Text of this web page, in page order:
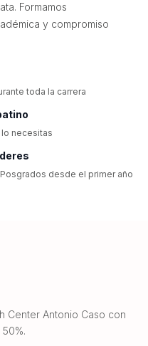
Formamos
y compromiso
toda la carrera
lo necesitas
desde el primer año
Center Antonio Caso con